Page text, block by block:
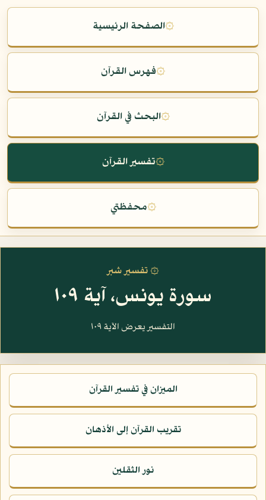
۞الصفحة الرئيسية
۞فهرس القرآن
۞البحث في القرآن
۞تفسير القرآن
۞محفظتي
۞ تفسير شبر
سورة يونس، آية ١٠٩
التفسير يعرض الآية ١٠٩
الميزان في تفسير القرآن
تقريب القرآن إلى الأذهان
نور الثقلين